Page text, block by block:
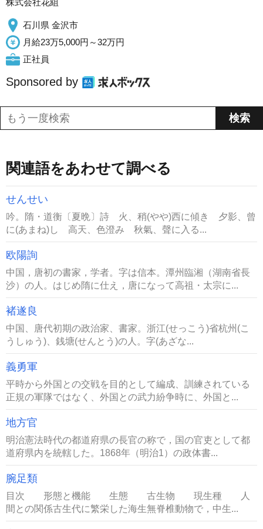
株式会社花組
石川県 金沢市
月給23万5,000円～32万円
正社員
Sponsored by
関連語をあわせて調べる
せんせい
吟。隋・道衡〔夏晩〕詩 火、稍(やや)西に傾き 夕影、曾
に(あまね)し 高天、色澄み 秋氣、聲に入る...
欧陽詢
中国，唐初の書家，学者。字は信本。潭州臨湘（湖南省長
沙）の人。はじめ隋に仕え，唐になって高祖・太宗に...
褚遂良
中国、唐代初期の政治家、書家。浙江(せっこう)省杭州(こ
うしゅう)、銭塘(せんとう)の人。字(あざな...
義勇軍
平時から外国との交戦を目的として編成、訓練されている
正規の軍隊ではなく、外国との武力紛争時に、外国と...
地方官
明治憲法時代の都道府県の長官の称で，国の官吏として都
道府県内を統轄した。1868年（明治1）の政体書...
腕足類
目次 形態と機能 生態 古生物 現生種 人
間との関係古生代に繁栄した海生無脊椎動物で，中生...